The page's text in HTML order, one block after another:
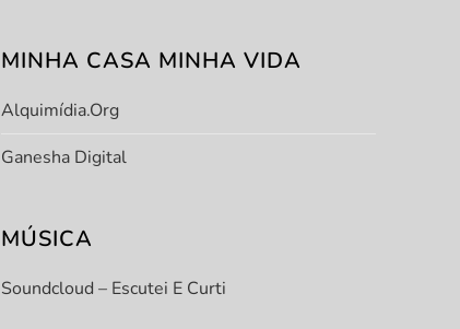
MINHA CASA MINHA VIDA
Alquimídia.org
Ganesha Digital
MÚSICA
Soundcloud – Escutei E Curti